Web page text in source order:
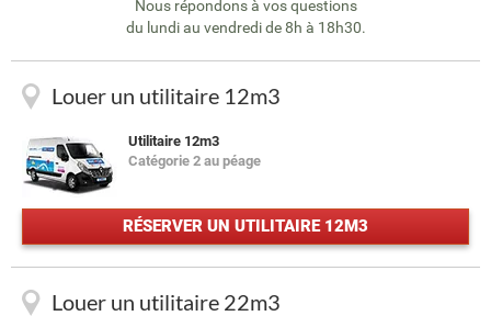
Nous répondons à vos questions
du lundi au vendredi de 8h à 18h30.
Louer un utilitaire 12m3
Utilitaire 12m3
Catégorie 2 au péage
RÉSERVER UN UTILITAIRE 12M3
Louer un utilitaire 22m3